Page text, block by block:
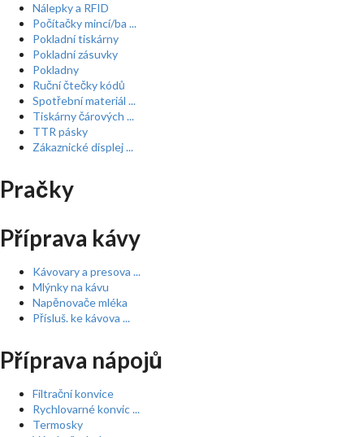
Nálepky a RFID
Počítačky mincí/ba ...
Pokladní tiskárny
Pokladní zásuvky
Pokladny
Ruční čtečky kódů
Spotřební materiál ...
Tiskárny čárových ...
TTR pásky
Zákaznické displej ...
Pračky
Příprava kávy
Kávovary a presova ...
Mlýnky na kávu
Napěnovače mléka
Přísluš. ke kávova ...
Příprava nápojů
Filtrační konvice
Rychlovarné konvic ...
Termosky